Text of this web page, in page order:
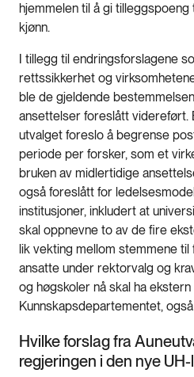
hjemmelen til å gi
kjønn.
I tillegg til endringsforslagene
rettssikkerhet og
ble de gjeldende
ansettelser foreslått videreført.
utvalget foreslo å begrense
periode per forsker, som et
bruken av midlertidige
også foreslått for
institusjoner, inkludert at
skal oppnevne to av de fire
lik vekting mellom stemmene
ansatte under rektorvalg og
og høgskoler nå skal ha
Kunnskapsdepartementet,
Hvilke forslag fra
regjeringen i den nye